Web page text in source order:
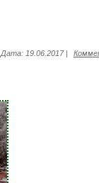
Дата: 19.06.2017 |